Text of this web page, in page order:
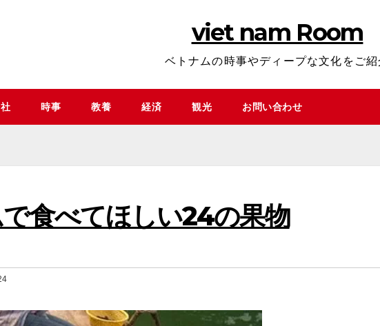
viet nam Room
ベトナムの時事やディープな文化をご紹
時事 教養 経済 観光 お問い合わせ
食べてほしい24の果物